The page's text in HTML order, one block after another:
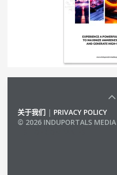
关于我们 | PRIVACY POLICY
© 2026 INDUPORTALS MEDIA